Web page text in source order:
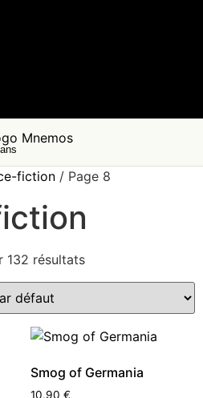
fiction / Page 8
132 résultats
Smog of Germania
10,90 €